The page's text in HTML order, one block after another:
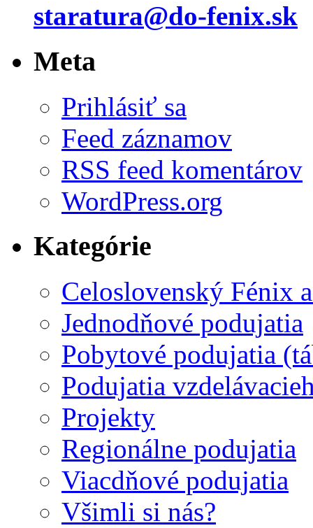
staratura@do-fenix.sk
Meta
Prihlásiť sa
Feed záznamov
RSS feed komentárov
WordPress.org
Kategórie
Celoslovenský Fénix
Jednodňové podujatia
Pobytové podujatia
Podujatia
Projekty
Regionálne podujatia
Viacdňové podujatia
Všimli si nás?